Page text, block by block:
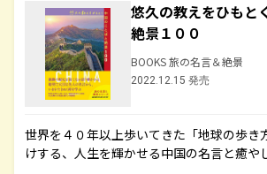
悠久の教えをひもと
絶景１００
BOOKS 旅の名言＆絶景
2022.12.15 発売
世界を４０年以上歩いてきた「地球の歩き
けする、人生を輝かせる中国の名言と癒や